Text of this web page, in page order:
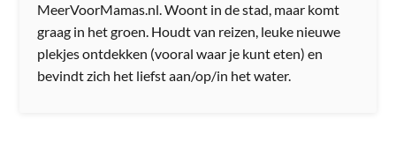
MeerVoorMamas.nl. Woont in de stad, maar komt
graag in het groen. Houdt van reizen, leuke nieuwe
plekjes ontdekken (vooral waar je kunt eten) en
bevindt zich het liefst aan/op/in het water.